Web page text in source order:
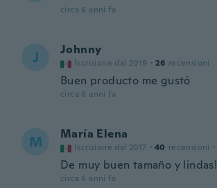
circa 6 anni fa
J Johnny
Iscrizione dal 2019 · 26 recensioni
Buen producto me gustó
circa 6 anni fa
M María Elena
Iscrizione dal 2017 · 40 recensioni ·
De muy buen tamaño y lindas!
circa 6 anni fa